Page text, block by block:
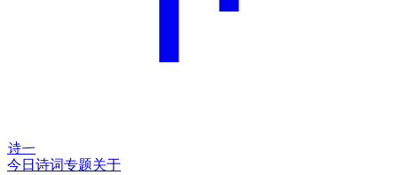
诗一
今日 诗词专题关于